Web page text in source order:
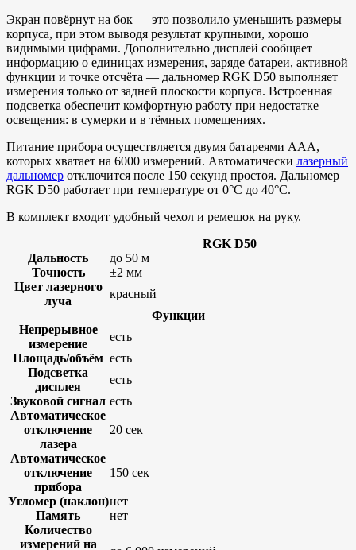
Экран повёрнут на бок — это позволило уменьшить размеры
корпуса, при этом выводя результат крупными, хорошо
видимыми цифрами. Дополнительно дисплей сообщает
информацию о единицах измерения, заряде батареи, активной
функции и точке отсчёта — дальномер RGK D50 выполняет
измерения только от задней плоскости корпуса. Встроенная
подсветка обеспечит комфортную работу при недостатке
освещения: в сумерки и в тёмных помещениях.
Питание прибора осуществляется двумя батареями ААА,
которых хватает на 6000 измерений. Автоматически лазерный
дальномер отключится после 150 секунд простоя. Дальномер
RGK D50 работает при температуре от 0°C до 40°C.
В комплект входит удобный чехол и ремешок на руку.
RGK D50
Дальность
до 50 м
Точность
±2 мм
Цвет лазерного
луча
красный
Функции
Непрерывное
измерение
есть
Площадь/объём есть
Подсветка
дисплея
есть
Звуковой сигнал есть
Автоматическое
отключение
лазера
20 сек
Автоматическое
отключение
прибора
150 сек
Угломер (наклон)нет
Память
нет
Количество
измерений на